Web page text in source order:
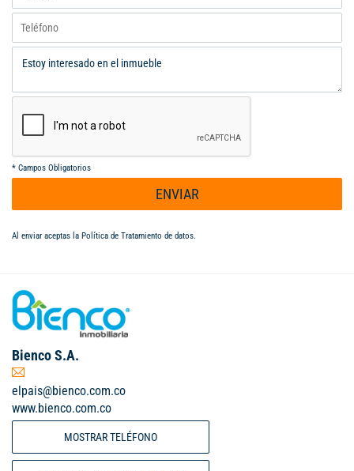
* Campos Obligatorios
ENVIAR
Al enviar aceptas la Política de Tratamiento de datos.
Bienco S.A.
elpais@bienco.com.co
www.bienco.com.co
MOSTRAR TELÉFONO